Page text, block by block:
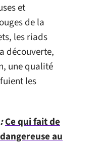
et
de la
les riads
découverte,
une qualité
les
Ce qui fait de
au